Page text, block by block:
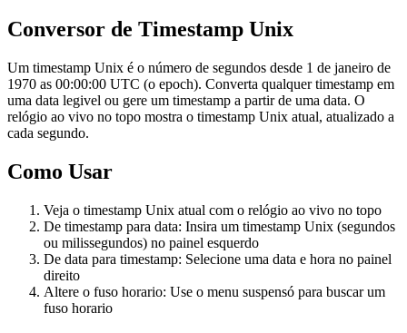
Conversor de Timestamp Unix
Um timestamp Unix é o número de segundos desde 1 de janeiro de
1970 as 00:00:00 UTC (o epoch). Converta qualquer timestamp em
uma data legivel ou gere um timestamp a partir de uma data. O
relógio ao vivo no topo mostra o timestamp Unix atual, atualizado a
cada segundo.
Como Usar
Veja o timestamp Unix atual com o relógio ao vivo no topo
De timestamp para data: Insira um timestamp Unix (segundos
ou milissegundos) no painel esquerdo
De data para timestamp: Selecione uma data e hora no painel
direito
Altere o fuso horario: Use o menu suspensó para buscar um
fuso horario